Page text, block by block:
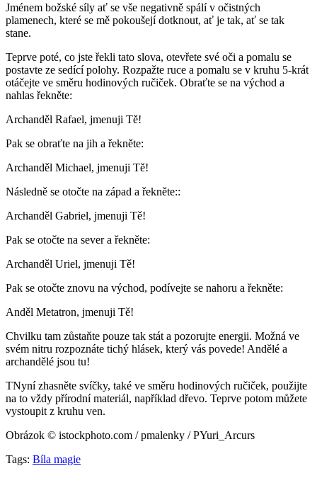
Jménem božské síly ať se vše negativně spálí v očistných
plamenech, které se mě pokoušejí dotknout, ať je tak, ať se tak
stane.
Teprve poté, co jste řekli tato slova, otevřete své oči a pomalu se
postavte ze sedící polohy. Rozpažte ruce a pomalu se v kruhu 5-krát
otáčejte ve směru hodinových ručiček. Obraťte se na východ a
nahlas řekněte:
Archanděl Rafael, jmenuji Tě!
Pak se obraťte na jih a řekněte:
Archanděl Michael, jmenuji Tě!
Následně se otočte na západ a řekněte::
Archanděl Gabriel, jmenuji Tě!
Pak se otočte na sever a řekněte:
Archanděl Uriel, jmenuji Tě!
Pak se otočte znovu na východ, podívejte se nahoru a řekněte:
Anděl Metatron, jmenuji Tě!
Chvilku tam zůstaňte pouze tak stát a pozorujte energii. Možná ve
svém nitru rozpoznáte tichý hlásek, který vás povede! Andělé a
archandělé jsou tu!
TNyní zhasněte svíčky, také ve směru hodinových ručiček, použijte
na to vždy přírodní materiál, například dřevo. Teprve potom můžete
vystoupit z kruhu ven.
Obrázok © istockphoto.com / pmalenky / PYuri_Arcurs
Tags: Bíla magie